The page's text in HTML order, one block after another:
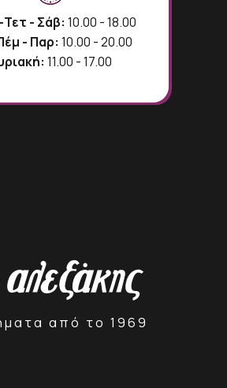
- Σάβ: 10.00 - 18.00
- Παρ: 10.00 - 20.00
11.00 - 17.00
από το 1969